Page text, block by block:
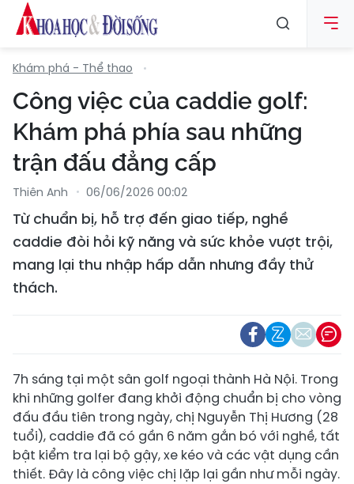
Khám phá - Thể thao
Công việc của caddie golf:
Khám phá phía sau những
trận đấu đẳng cấp
Thiên Anh 06/06/2026 00:02
Từ chuẩn bị, hỗ trợ đến giao tiếp, nghề
caddie đòi hỏi kỹ năng và sức khỏe vượt trội,
mang lại thu nhập hấp dẫn nhưng đầy thử
thách.
7h sáng tại một sân golf ngoại thành Hà Nội. Trong
khi những golfer đang khởi động chuẩn bị cho vòng
đấu đầu tiên trong ngày, chị Nguyễn Thị Hương (28
tuổi), caddie đã có gần 6 năm gắn bó với nghề, tất
bật kiểm tra lại bộ gậy, xe kéo và các vật dụng cần
thiết. Đây là công việc chị lặp lại gần như mỗi ngày.